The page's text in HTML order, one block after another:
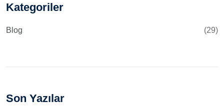
Kategoriler
Blog (29)
Son Yazılar